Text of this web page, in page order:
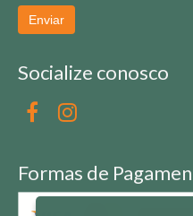
Enviar
Socialize conosco
Formas de